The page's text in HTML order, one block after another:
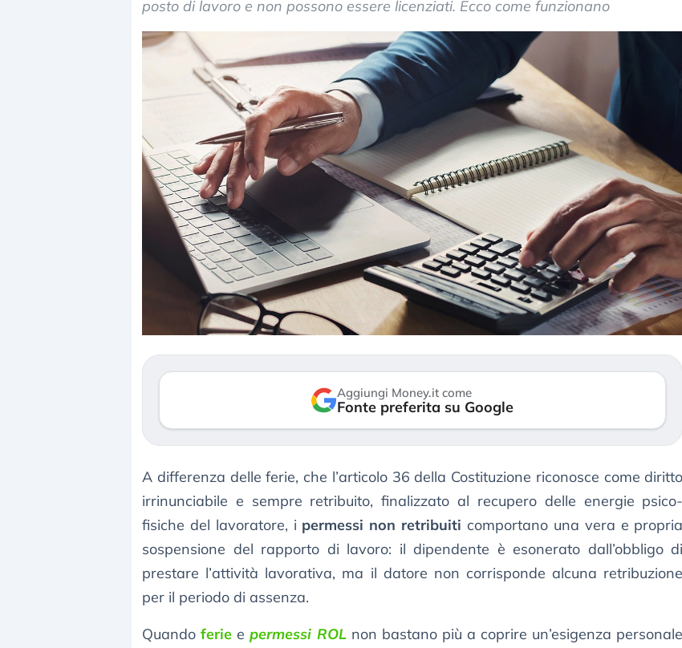
posto di lavoro e non possono essere licenziati. Ecco come funzionano
Aggiungi Money.it come
Fonte preferita su Google
A differenza delle ferie, che l’articolo 36 della Costituzione riconosce come diritto
irrinunciabile e sempre retribuito, finalizzato al recupero delle energie psico-
fisiche del lavoratore, i permessi non retribuiti comportano una vera e propria
sospensione del rapporto di lavoro: il dipendente è esonerato dall’obbligo di
prestare l’attività lavorativa, ma il datore non corrisponde alcuna retribuzione
per il periodo di assenza.
Quandoferie epermessi ROLnon bastano più a coprire un’esigenza personale
Dalle valutazioni estreme alla
correzione. Cosa sta guidando il
repricing degli asset?
3 agosto 2026
«La mia vita è rovinata». Investitori
in preda al panico dopo lo scoppio
della bolla AI
Kospi, mentre gli investitori retail (…)
30 luglio 2026